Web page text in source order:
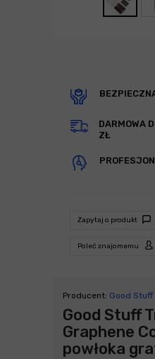
DARMOWA
ZŁ
Zapytaj o produkt
Poleć znajomemu
Producent: Good Stuff
Good Stuff
Graphene
powłoka